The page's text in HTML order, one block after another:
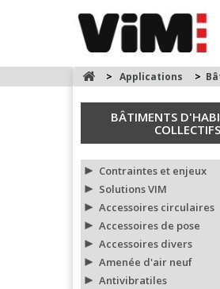
> Applications >
BÂTIMENTS
COLLECTIFS
Contraintes et enjeux
Solutions VIM
Accessoires circulaires
Accessoires de pose
Accessoires divers
Amenée d'air neuf
Antivibratiles